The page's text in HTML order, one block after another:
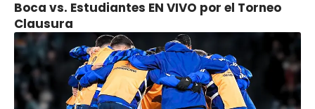
Boca vs. Estudiantes EN VIVO por el Torneo
Clausura